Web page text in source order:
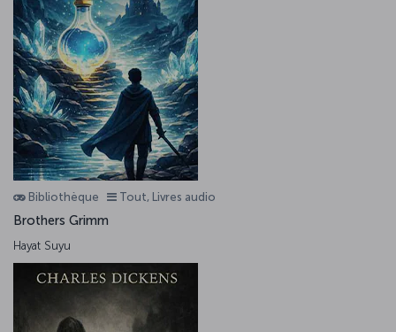
Bibliothèque Tout, Livres audio
Brothers Grimm
Hayat Suyu